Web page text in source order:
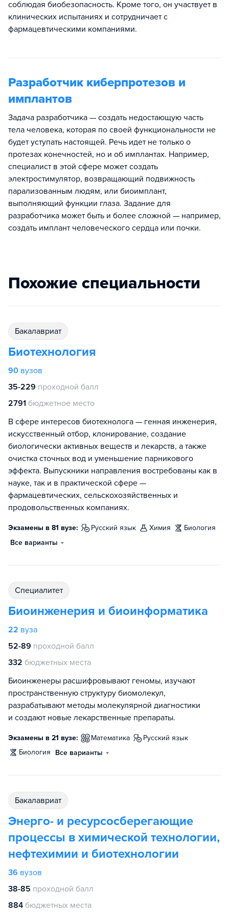
соблюдая биобезопасность. Кроме того, он участвует в
клинических испытаниях и сотрудничает с
фармацевтическими компаниями.
Разработчик киберпротезов и
имплантов
Задача разработчика — создать недостающую часть
тела человека, которая по своей функциональности не
будет уступать настоящей. Речь идет не только о
протезах конечностей, но и об имплантах. Например,
специалист в этой сфере может создать
электростимулятор, возвращающий подвижность
парализованным людям, или биоимплант,
выполняющий функции глаза. Задание для
разработчика может быть и более сложной — например,
создать имплант человеческого сердца или почки.
Похожие специальности
бакалавриат
Биотехнология
90 вузов
35-229 проходной балл
2791 бюджетное место
В сфере интересов биотехнолога — генная инженерия,
искусственный отбор, клонирование, создание
биологически активных веществ и лекарств, а также
очистка сточных вод и уменьшение парникового
эффекта. Выпускники направления востребованы как в
науке, так и в практической сфере —
фармацевтических, сельскохозяйственных и
продовольственных компаниях.
Экзамены в 81 вузе: русский язык химия
биология
Все варианты
специалитет
Биоинженерия и биоинформатика
22 вуза
52-89 проходной балл
332 бюджетных места
Биоинженеры расшифровывают геномы, изучают
пространственную структуру биомолекул,
разрабатывают методы молекулярной диагностики
и создают новые лекарственные препараты.
Экзамены в 21 вузе: математика
русский язык
биология
Все варианты
бакалавриат
Энерго- и ресурсосберегающие
процессы в химической технологии,
нефтехимии и биотехнологии
36 вузов
38-85 проходной балл
884 бюджетных места